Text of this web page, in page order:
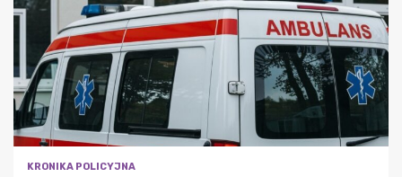
KRONIKA POLICYJNA